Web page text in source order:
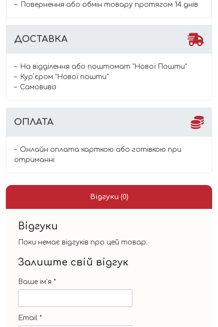
Повернення або обмін товару протягом 14 днів
ДОСТАВКА
На відділення або поштомат "Нової Пошти"
Курʼєром "Нової пошти"
Самовивіз
ОПЛАТА
Онлайн оплата карткою або готівкою при
отриманні
Відгуки (0)
Відгуки
Поки немає відгуків про цей товар.
Залиште свій відгук
Ваше ім'я *
Email *